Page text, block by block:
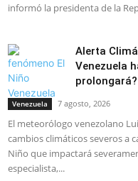
informó la presidenta de la
Alerta
Venezuela
prolongará?
Venezuela 7 agosto, 2026
El meteorólogo venezolano
cambios climáticos severos a
Niño que impactará
especialista,...